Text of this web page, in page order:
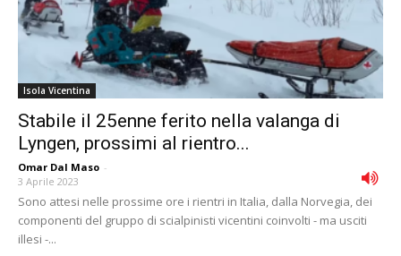
Isola Vicentina
Stabile il 25enne ferito nella valanga di
Lyngen, prossimi al rientro...
Omar Dal Maso -
3 Aprile 2023
Sono attesi nelle prossime ore i rientri in Italia, dalla Norvegia, dei
componenti del gruppo di scialpinisti vicentini coinvolti - ma usciti
illesi -...